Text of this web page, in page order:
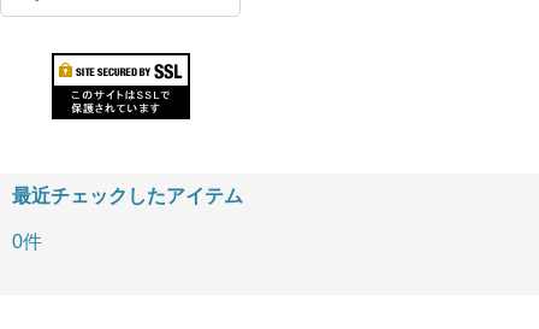
最近チェックしたアイテム
0件